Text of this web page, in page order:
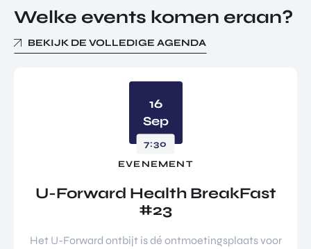
Welke events komen eraan?
BEKIJK DE VOLLEDIGE AGENDA
16
Sep
7:30
EVENEMENT
U-Forward Health BreakFast
#23
Het U-Forward ontbijt is dé ontmoetingsplaats voor